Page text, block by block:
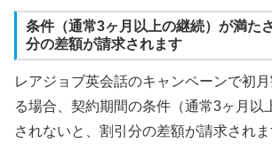
条件（通常3ヶ月以上の継続）が満た
分の差額が請求されます
レアジョブ英会話のキャンペーンで初
る場合、契約期間の条件（通常3ヶ月以
されないと、割引分の差額が請求されま